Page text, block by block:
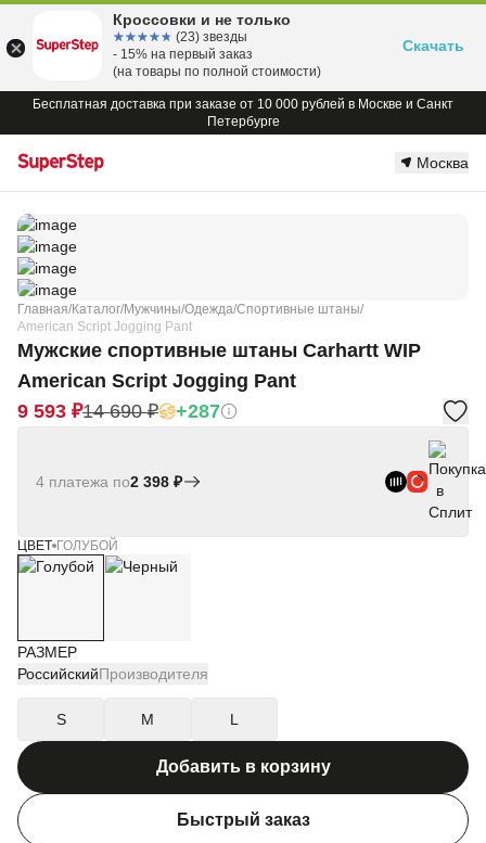
Бесплатная доставка при заказе от 10 000 рублей в Москве и Санкт
Петербурге
Москва
Главная/Каталог/Мужчины/Одежда/Спортивные штаны/
American Script Jogging Pant
Мужские спортивные штаны Carhartt WIP
American Script Jogging Pant
9 593 ₽14 690 ₽ +287
4 платежа по2 398 ₽
ЦВЕТ ГОЛУБОЙ
РАЗМЕР
РоссийскийПроизводителя
S M L
Добавить в корзину
Быстрый заказ
Кроссовки и не только
☆☆☆☆☆
★★★★★ (23) звезды
- 15% на первый заказ
(на товары по полной стоимости)
Скачать